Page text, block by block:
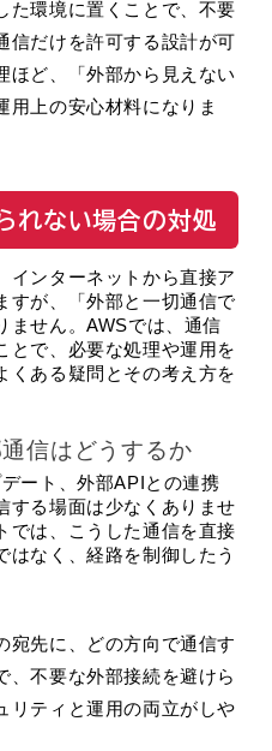
た環境に置くことで、不要
信だけを許可する設計が可
ほど、「外部から見えない
用上の安心材料になりま
れない場合の対処
インターネットから直接ア
すが、「外部と一切通信で
ません。AWSでは、通信
とで、必要な処理や運用を
くある疑問とその考え方を
信はどうするか
ート、外部APIとの連携
する場面は少なくありませ
では、こうした通信を直接
はなく、経路を制御したう
宛先に、どの方向で通信す
、不要な外部接続を避けら
リティと運用の両立がしや